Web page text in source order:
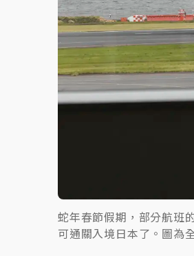
蛇年春節假期，部分航班
可通關入境日本了。圖為